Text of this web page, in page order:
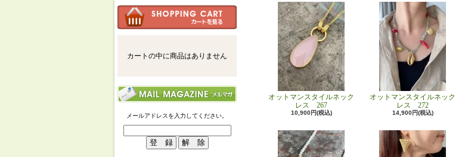
カートの中に商品はありません
メールアドレスを入力してください。
オットマンスタイルネック
レス 267
10,900円(税込)
オットマンスタイルネック
レス 272
14,900円(税込)